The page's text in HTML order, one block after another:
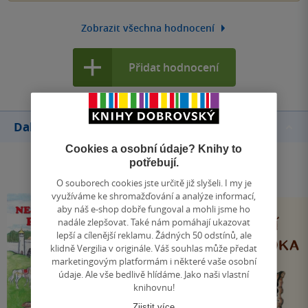
Zobrazit všechna hodnocení
Přidat hodnocení
Další knihy autora
Cookies a osobní údaje? Knihy to
potřebují.
O souborech cookies jste určitě již slyšeli. I my je
využíváme ke shromažďování a analýze informací,
aby náš e-shop dobře fungoval a mohli jsme ho
nadále zlepšovat. Také nám pomáhají ukazovat
lepší a cílenější reklamu. Žádných 50 odstínů, ale
klidně Vergilia v originále. Váš souhlas může předat
marketingovým platformám i některé vaše osobní
údaje. Ale vše bedlivě hlídáme. Jako naši vlastní
knihovnu!